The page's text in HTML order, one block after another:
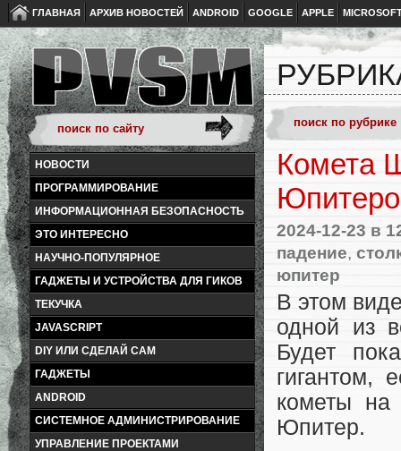
ГЛАВНАЯ АРХИВ НОВОСТЕЙ ANDROID GOOGLE APPLE
НОВОСТИ
ПРОГРАММИРОВАНИЕ
ИНФОРМАЦИОННАЯ БЕЗОПАСНОСТЬ
ЭТО ИНТЕРЕСНО
НАУЧНО-ПОПУЛЯРНОЕ
ГАДЖЕТЫ И УСТРОЙСТВА ДЛЯ ГИКОВ
ТЕКУЧКА
JAVASCRIPT
DIY ИЛИ СДЕЛАЙ САМ
ГАДЖЕТЫ
ANDROID
СИСТЕМНОЕ АДМИНИСТРИРОВАНИЕ
УПРАВЛЕНИЕ ПРОЕКТАМИ
Комета
2024-12-23 в
падение,
юпитер
В этом
одной из
Будет
гигантом,
кометы
Юпитер.